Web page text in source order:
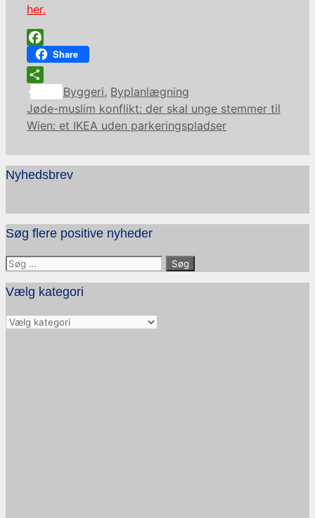
her.
Facebook
Share
Share
Kategorier
Byggeri, Byplanlægning
Jøde-muslim konflikt: der skal unge stemmer til
Wien: et IKEA uden parkeringspladser
Nyhedsbrev
Søg flere positive nyheder
Søg
efter:
Vælg kategori
Vælg